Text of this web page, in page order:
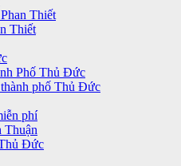
Thiết
Thiết
Phố Thủ Đức
phố Thủ Đức
phí
Thuận
Đức